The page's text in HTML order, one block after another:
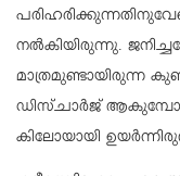
നല്‍കിയിരുന്നു.
മാത്രമുണ്ടായിരുന്ന
ഡിസ്ചാര്‍ജ് ആകുമ്പോള്‍
കിലോയായി